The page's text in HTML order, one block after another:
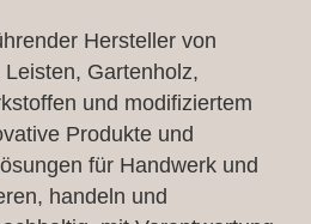
Hersteller von
Gartenholz,
und modifiziertem
Produkte und
für Handwerk und
handeln und